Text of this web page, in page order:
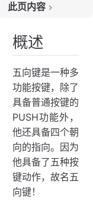
此页内容
产品实拍
产品参数
引脚说明
Arduino示例代码
模拟引脚代码
数字引脚代码
疑难解答
购买链接
概述
五向键是一种多
功能按键，除了
具备普通按键的
PUSH功能外，
他还具备四个朝
向的指向。因为
他具备了五种按
键动作，故名五
向键！